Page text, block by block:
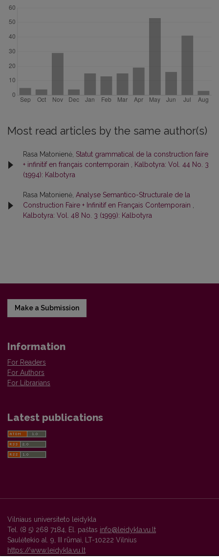
Most read articles by the same author(s)
Rasa Matonienė, Statut grammatical de la construction faire
+ infinitif en français contemporain
Kalbotyra: Vol. 44 No. 3
(1994): Kalbotyra
Rasa Matonienė, Analyse Semantico-Structurale de la
Construction Faire + Infinitif en Français Contemporain
Kalbotyra: Vol. 48 No. 3 (1999): Kalbotyra
Make a Submission
Information
For Readers
For Authors
For Librarians
Latest publications
Vilniaus universiteto leidykla
Tel. (8 5) 268 7184, El. paštas info@leidykla.vu.lt
Saulėtekio al. 9, III rūmai, LT-10222 Vilnius
https://www.leidykla.vu.lt